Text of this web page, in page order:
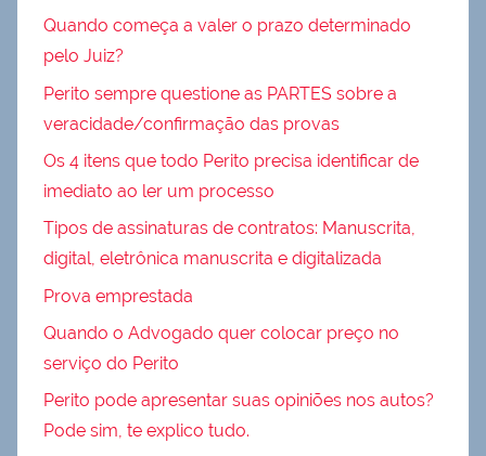
Quando começa a valer o prazo determinado
pelo Juiz?
Perito sempre questione as PARTES sobre a
veracidade/confirmação das provas
Os 4 itens que todo Perito precisa identificar de
imediato ao ler um processo
Tipos de assinaturas de contratos: Manuscrita,
digital, eletrônica manuscrita e digitalizada
Prova emprestada
Quando o Advogado quer colocar preço no
serviço do Perito
Perito pode apresentar suas opiniões nos autos?
Pode sim, te explico tudo.